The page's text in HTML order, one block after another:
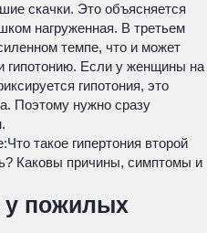
скачки. Это объясняется
нагруженная. В третьем
темпе, что и может
гипотонию. Если у женщины на
гипотония, это
Поэтому нужно сразу
Что такое гипертония второй
Каковы причины, симптомы и
у пожилых